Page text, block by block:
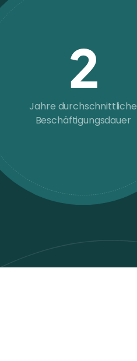
2
Jahre durchschnittliche
Beschäftigungsdauer